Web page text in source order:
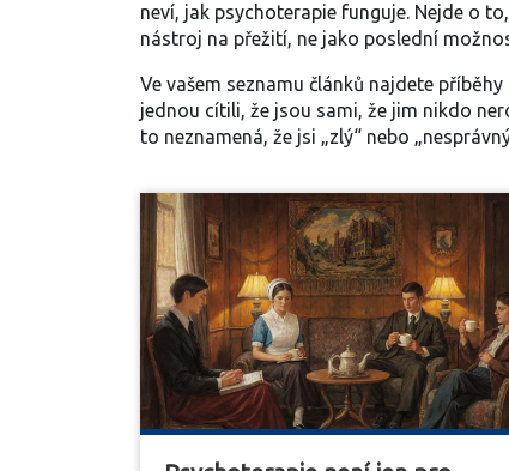
neví, jak psychoterapie funguje. Nejde o
nástroj na přežití, ne jako poslední
Ve vašem seznamu článků najdete
jednou cítili, že jsou sami, že jim nikdo
to neznamená, že jsi „zlý“ nebo